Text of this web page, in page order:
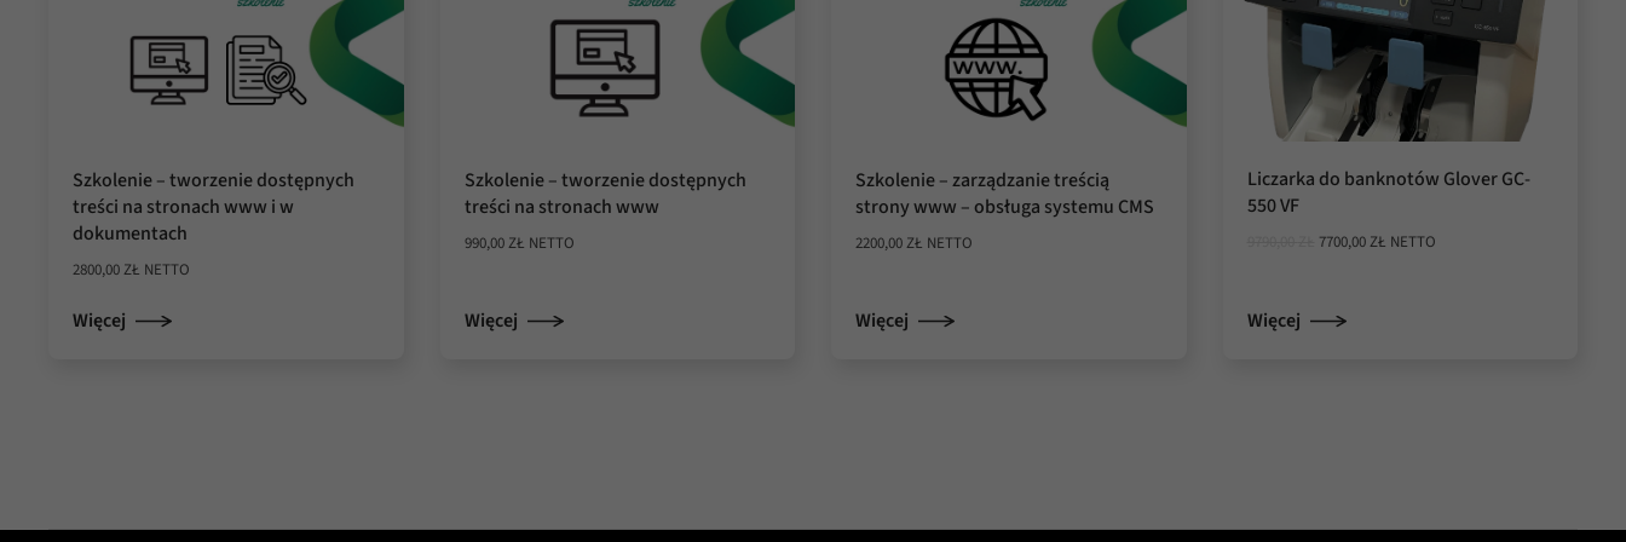
Szkolenie – tworzenie dostępnych
treści na stronach www i w
dokumentach
2800,00ZŁ NETTO
Więcej
Szkolenie – tworzenie dostępnych
treści na stronach www
990,00ZŁ NETTO
Więcej
Szkolenie – zarządzanie treścią
strony www – obsługa systemu CMS
2200,00ZŁ NETTO
Więcej
Liczarka do banknotów Glover GC-
550 VF
PIERWOTNA
7700,00ZŁAKTUALNA
NETTO
Więcej